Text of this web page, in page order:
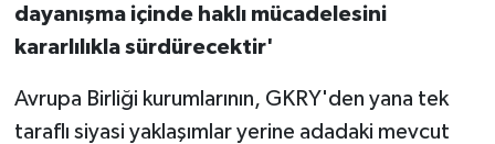
dayanışma içinde haklı mücadelesini
kararlılıkla sürdürecektir'
Avrupa Birliği kurumlarının, GKRY'den yana tek
taraflı siyasi yaklaşımlar yerine adadaki mevcut